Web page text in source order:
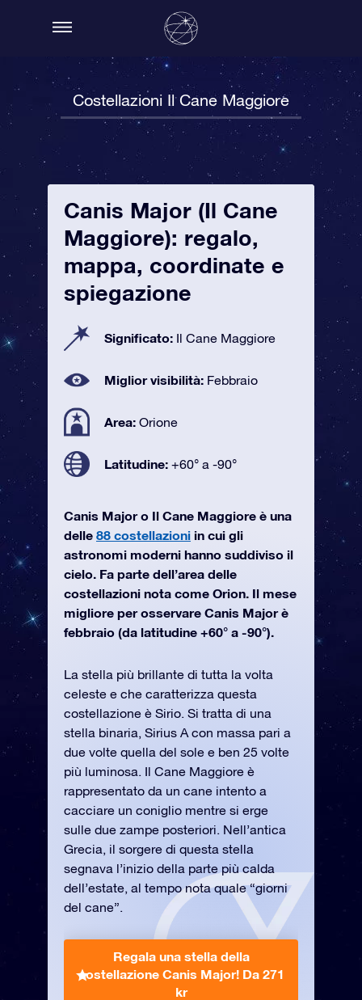
Costellazioni Il Cane Maggiore
Canis Major (Il Cane
Maggiore): regalo,
mappa, coordinate e
spiegazione
Significato: Il Cane Maggiore
Miglior visibilità: Febbraio
Area: Orione
Latitudine: +60° a -90°
Canis Major o Il Cane Maggiore è una
delle 88 costellazioni in cui gli
astronomi moderni hanno suddiviso il
cielo. Fa parte dell’area delle
costellazioni nota come Orion. Il mese
migliore per osservare Canis Major è
febbraio (da latitudine +60° a -90°).
La stella più brillante di tutta la volta
celeste e che caratterizza questa
costellazione è Sirio. Si tratta di una
stella binaria, Sirius A con massa pari a
due volte quella del sole e ben 25 volte
più luminosa. Il Cane Maggiore è
rappresentato da un cane intento a
cacciare un coniglio mentre si erge
sulle due zampe posteriori. Nell’antica
Grecia, il sorgere di questa stella
segnava l’inizio della parte più calda
dell’estate, al tempo nota quale “giorni
del cane”.
Regala una stella della
costellazione Canis Major! Da 271
kr